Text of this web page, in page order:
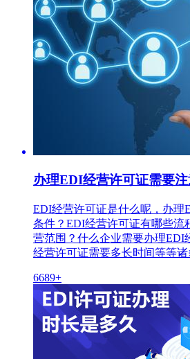
办理EDI经营许可证需要注
EDI经营许可证是什么呢，办理
条件？EDI经营许可证有哪些流
营范围？什么企业需要办理EDI
经营许可证需要多长时间等等诸
6689+